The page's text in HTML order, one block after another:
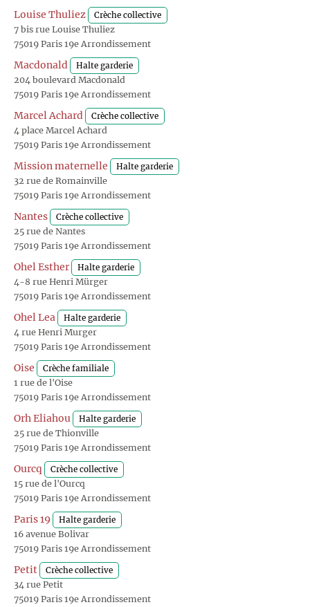
Louise Thuliez Crèche collective
7 bis rue Louise Thuliez
75019 Paris 19e Arrondissement
Macdonald Halte garderie
204 boulevard Macdonald
75019 Paris 19e Arrondissement
Marcel Achard Crèche collective
4 place Marcel Achard
75019 Paris 19e Arrondissement
Mission maternelle Halte garderie
32 rue de Romainville
75019 Paris 19e Arrondissement
Nantes Crèche collective
25 rue de Nantes
75019 Paris 19e Arrondissement
Ohel Esther Halte garderie
4-8 rue Henri Mürger
75019 Paris 19e Arrondissement
Ohel Lea Halte garderie
4 rue Henri Murger
75019 Paris 19e Arrondissement
Oise Crèche familiale
1 rue de l'Oise
75019 Paris 19e Arrondissement
Orh Eliahou Halte garderie
25 rue de Thionville
75019 Paris 19e Arrondissement
Ourcq Crèche collective
15 rue de l'Ourcq
75019 Paris 19e Arrondissement
Paris 19 Halte garderie
16 avenue Bolivar
75019 Paris 19e Arrondissement
Petit Crèche collective
34 rue Petit
75019 Paris 19e Arrondissement